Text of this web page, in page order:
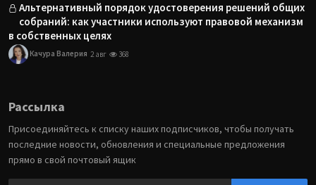
Альтернативный порядок удостоверения решений общих
собраний: как участники используют правовой механизм
в собственных целях
Качура Валерия 2 авг 368
Рассылка
Присоединяйтесь к списку наших подписчиков, чтобы получать
последние новости, обновления и специальные предложения
прямо в свой почтовый ящик